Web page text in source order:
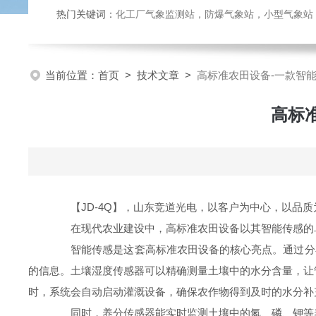
热门关键词： 化工厂气象监测站，防爆气象站，小型气象站，化
当前位置： 首页 > 技术文章 > 高标准农田设备-一款智
高标
【JD-4Q】，山东竞道光电，以客户为中心，以品质
在现代农业建设中，高标准农田设备以其智能传感的
智能传感是这套高标准农田设备的核心亮点。通过分
的信息。土壤湿度传感器可以精确测量土壤中的水分含量，
时，系统会自动启动灌溉设备，确保农作物得到及时的水分
同时，养分传感器能实时监测土壤中的氮、磷、钾等